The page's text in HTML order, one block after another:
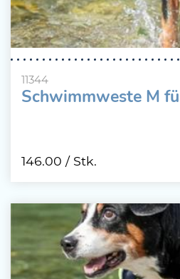
11344
Schwimmweste M
146.00 / Stk.